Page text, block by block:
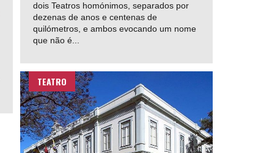
dois Teatros homónimos, separados por
dezenas de anos e centenas de
quilómetros, e ambos evocando um nome
que não é...
TEATRO